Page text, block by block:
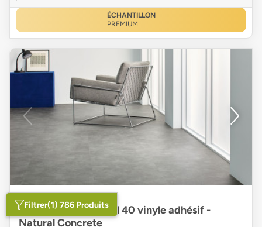
ÉCHANTILLON
PREMIUM
Forbo Allura Material 40 vinyle adhésif -
Natural Concrete
Filtrer(1) 786 Produits